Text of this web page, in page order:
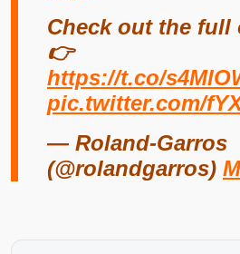
Check out the full
👉
https://t.co/
pic.twitter.com/
— Roland-Garros
(@rolandgarros)